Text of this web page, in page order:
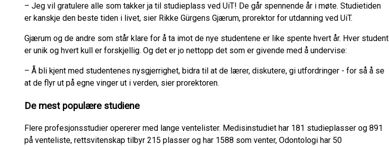
– Jeg vil gratulere alle som takker ja til studieplass ved UiT! De går spennende år i møte. Studietiden
er kanskje den beste tiden i livet, sier Rikke Gürgens Gjærum, prorektor for utdanning ved UiT.
Gjærum og de andre som står klare for å ta imot de nye studentene er like spente hvert år. Hver student
er unik og hvert kull er forskjellig. Og det er jo nettopp det som er givende med å undervise:
– Å bli kjent med studentenes nysgjerrighet, bidra til at de lærer, diskutere, gi utfordringer - for så å se
at de flyr ut på egne vinger ut i verden, sier prorektoren.
De mest populære studiene
Flere profesjonsstudier opererer med lange ventelister. Medisinstudiet har 181 studieplasser og 891
på venteliste, rettsvitenskap tilbyr 215 plasser og har 1588 som venter, Odontologi har 50